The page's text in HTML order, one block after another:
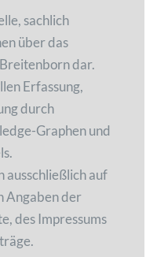
sachlich
über das
dar.
Erfassung,
durch
Graphen und
ausschließlich auf
Angaben der
des Impressums